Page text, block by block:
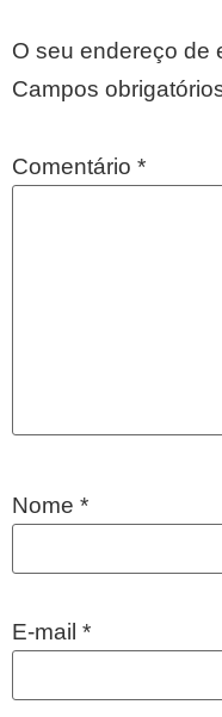
O seu endereço de
Campos
Comentário *
Nome *
E-mail *